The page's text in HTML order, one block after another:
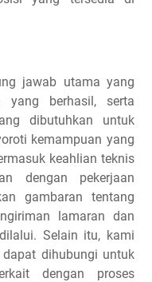
jawab utama yang
yang berhasil, serta
dibutuhkan untuk
kemampuan yang
keahlian teknis
dengan pekerjaan
gambaran tentang
lamaran dan
Selain itu, kami
dihubungi untuk
dengan proses